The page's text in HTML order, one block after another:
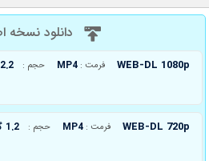
دانلود نسخه
WEB-DL 1080p فرمت : MP4 حجم : 2.2 گیگابایت
WEB-DL 720p فرمت : MP4 حجم : 1.2 گیگابایت